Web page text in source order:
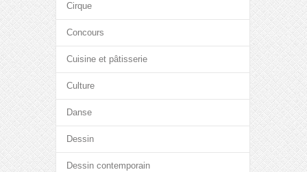
Cirque
Concours
Cuisine et pâtisserie
Culture
Danse
Dessin
Dessin contemporain